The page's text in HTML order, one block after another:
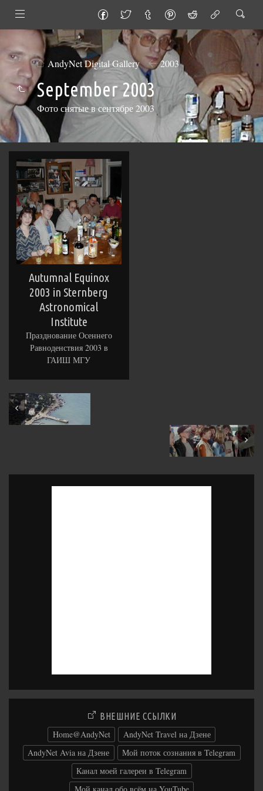
AndyNet Digital Gallery 2003
September 2003
Фото снятые в сентябре 2003
Autumnal Equinox
2003 in Sternberg
Astronomical
Institute
Празднование Осеннего
Равноденствия 2003 в
ГАИШ МГУ
August 2003
October 2003
ВНЕШНИЕ ССЫЛКИ
Home@AndyNet
AndyNet Travel на Дзене
AndyNet Avia на Дзене
Мой поток сознания в Telegram
Канал моей галереи в Telegram
Мой канал обо всём на YouTube